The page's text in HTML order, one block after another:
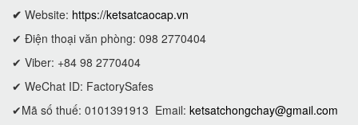
✔ Website: https://ketsatcaocap.vn
✔ Điện thoại văn phòng: 098 2770404
✔ Viber: +84 98 2770404
✔ WeChat ID: FactorySafes
✔Mã số thuế: 0101391913 Email: ketsatchongchay@gmail.com